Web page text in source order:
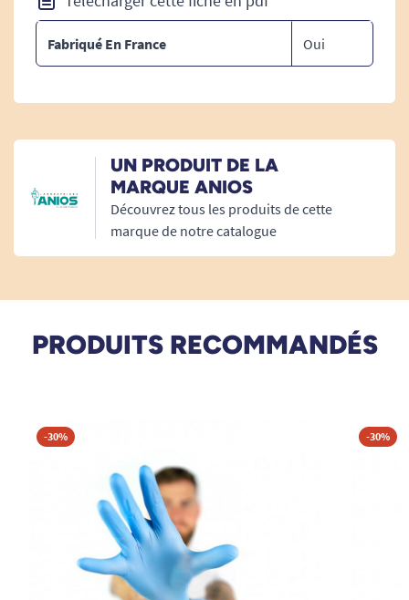
Le système dispose d'un système de vis pour
une fixation au mur facilitée.
Fabriqué En France Oui
UN PRODUIT DE LA
MARQUE ANIOS
Découvrez tous les produits de cette
marque de notre catalogue
PRODUITS RECOMMANDÉS
-30% -30%